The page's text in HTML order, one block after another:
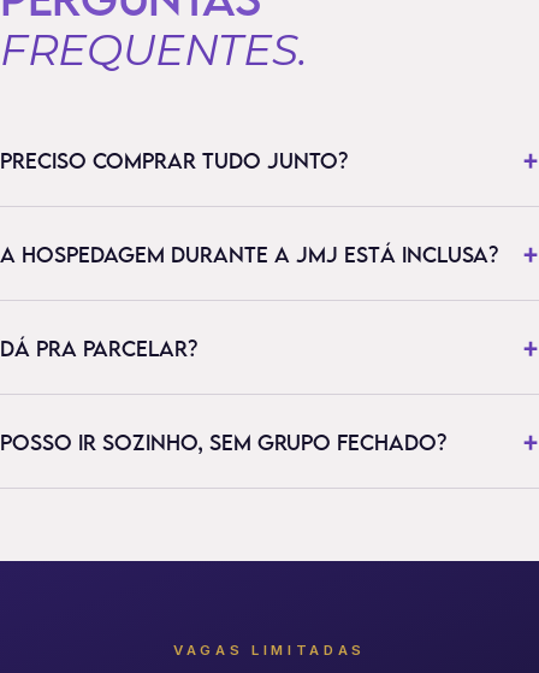
FREQUENTES.
PRECISO COMPRAR TUDO JUNTO?
A HOSPEDAGEM DURANTE A JMJ ESTÁ INCLUSA?
DÁ PRA PARCELAR?
POSSO IR SOZINHO, SEM GRUPO FECHADO?
VAGAS LIMITADAS